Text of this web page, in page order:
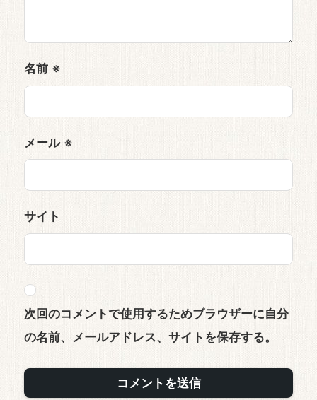
名前 ※
メール ※
サイト
次回のコメントで使用するためブラウザーに自分
の名前、メールアドレス、サイトを保存する。